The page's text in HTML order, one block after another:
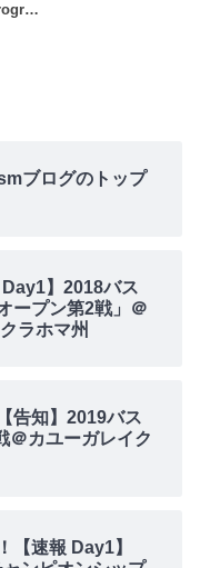
ブログのトップ
】2018バス
ープン第2戦」＠
ラホマ州
告知】2019バス
＠カユーガレイク
【速報 Day1】